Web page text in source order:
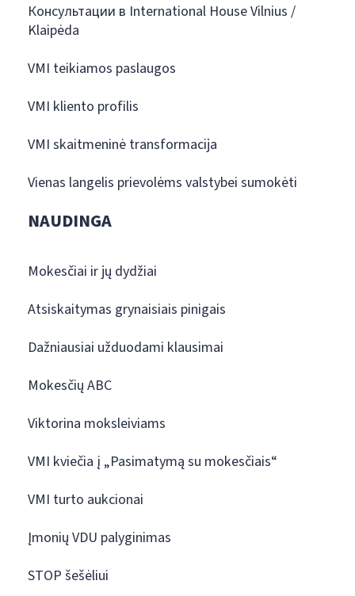
Консультации в International House Vilnius /
Klaipėda
VMI teikiamos paslaugos
VMI kliento profilis
VMI skaitmeninė transformacija
Vienas langelis prievolėms valstybei sumokėti
NAUDINGA
Mokesčiai ir jų dydžiai
Atsiskaitymas grynaisiais pinigais
Dažniausiai užduodami klausimai
Mokesčių ABC
Viktorina moksleiviams
VMI kviečia į „Pasimatymą su mokesčiais“
VMI turto aukcionai
Įmonių VDU palyginimas
STOP šešėliui